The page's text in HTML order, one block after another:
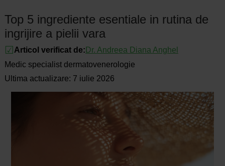
Top 5 ingrediente esentiale in rutina de
ingrijire a pielii vara
Articol verificat de: Dr. Andreea Diana Anghel
Medic specialist dermatovenerologie
Ultima actualizare: 7 iulie 2026